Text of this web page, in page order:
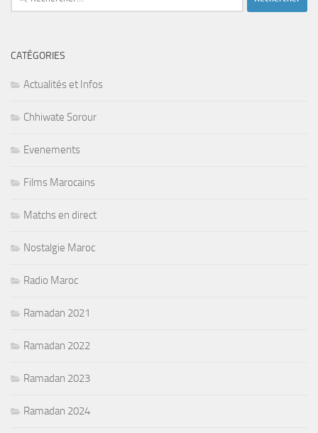
CATÉGORIES
Actualités et Infos
Chhiwate Sorour
Evenements
Films Marocains
Matchs en direct
Nostalgie Maroc
Radio Maroc
Ramadan 2021
Ramadan 2022
Ramadan 2023
Ramadan 2024